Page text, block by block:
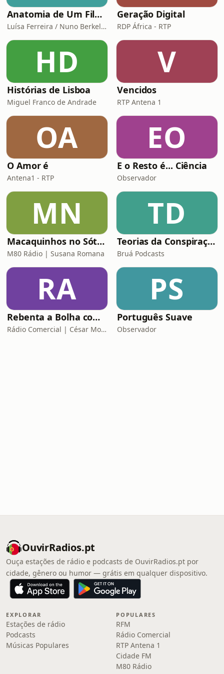
Anatomia de Um Filme de Terror
Luísa Ferreira / Nuno Berkeley Cotter
Geração Digital
RDP África - RTP
HD
Histórias de Lisboa
Miguel Franco de Andrade
V
Vencidos
RTP Antena 1
OA
O Amor é
Antena1 - RTP
EO
E o Resto é... Ciência
Observador
MN
Macaquinhos no Sótão
M80 Rádio | Susana Romana
TD
Teorias da Conspiração
Bruá Podcasts
RA
Rebenta a Bolha com César Mourão
Rádio Comercial | César Mourão
PS
Português Suave
Observador
OuvirRadios.pt
Ouça estações de rádio e podcasts de OuvirRadios.pt por
cidade, gênero ou humor — grátis em qualquer dispositivo.
EXPLORAR
Estações de rádio
Podcasts
Músicas Populares
POPULARES
RFM
Rádio Comercial
RTP Antena 1
Cidade FM
M80 Rádio